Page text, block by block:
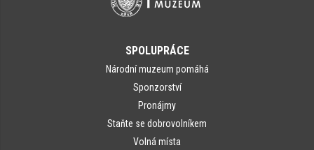
SPOLUPRÁCE
Národní muzeum pomáhá
Sponzorství
Pronájmy
Staňte se dobrovolníkem
Volná místa